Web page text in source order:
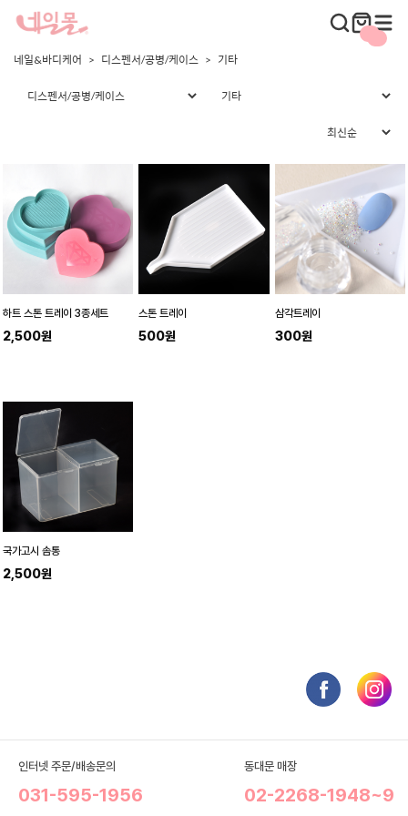
네일&바디케어 디스펜서/공병/케이스 기타
하트 스톤 트레이 3종세트
2,500원
스톤 트레이
500원
삼각트레이
300원
국가고시 솜통
2,500원
인터넷 주문/배송문의
031-595-1956
동대문 매장
02-2268-1948~9